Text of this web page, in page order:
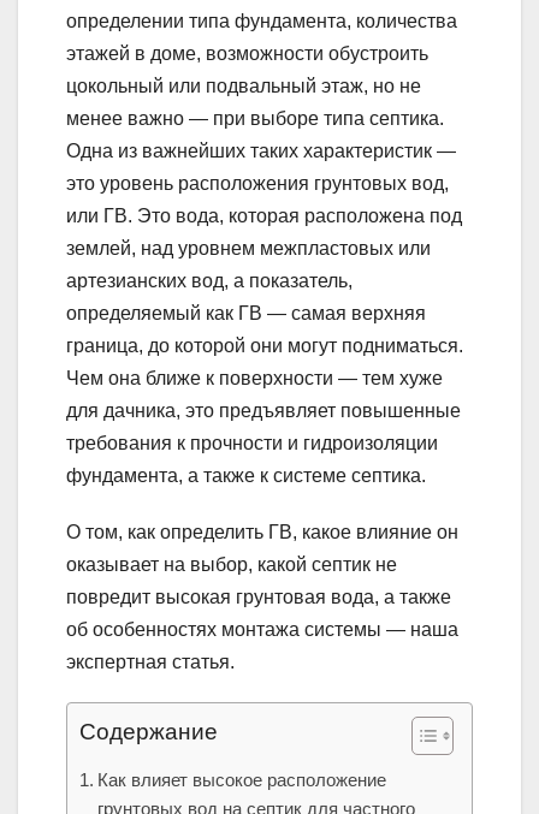
определении типа фундамента, количества
этажей в доме, возможности обустроить
цокольный или подвальный этаж, но не
менее важно — при выборе типа септика.
Одна из важнейших таких характеристик —
это уровень расположения грунтовых вод,
или ГВ. Это вода, которая расположена под
землей, над уровнем межпластовых или
артезианских вод, а показатель,
определяемый как ГВ — самая верхняя
граница, до которой они могут подниматься.
Чем она ближе к поверхности — тем хуже
для дачника, это предъявляет повышенные
требования к прочности и гидроизоляции
фундамента, а также к системе септика.
О том, как определить ГВ, какое влияние он
оказывает на выбор, какой септик не
повредит высокая грунтовая вода, а также
об особенностях монтажа системы — наша
экспертная статья.
Содержание
Как влияет высокое расположение
грунтовых вод на септик для частного